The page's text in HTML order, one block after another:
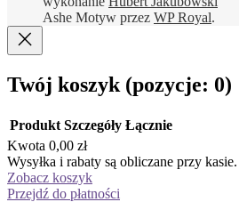
Ashe Motyw przez WP Royal.
Twój koszyk (pozycje: 0)
Produkty
w
Produkt Szczegóły Łącznie
Kwota 0,00 zł
Wysyłka i rabaty są obliczane przy kasie.
Zobacz koszyk
Przejdź do płatności